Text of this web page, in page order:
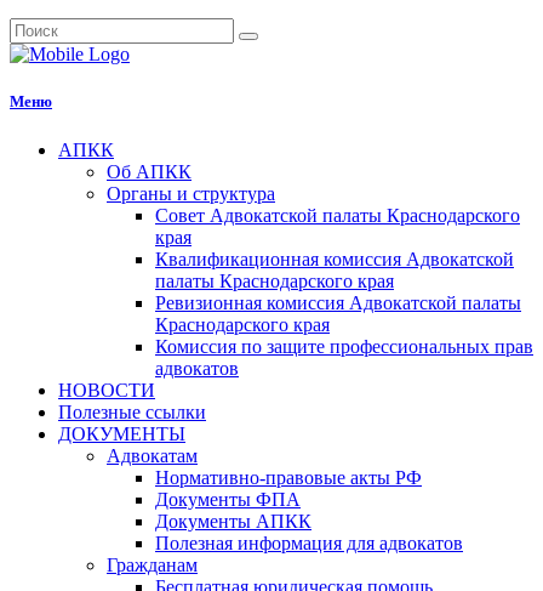
Меню
АПКК
Об АПКК
Органы и структура
Совет Адвокатской палаты Краснодарского
края
Квалификационная комиссия Адвокатской
палаты Краснодарского края
Ревизионная комиссия Адвокатской палаты
Краснодарского края
Комиссия по защите профессиональных прав
адвокатов
НОВОСТИ
Полезные ссылки
ДОКУМЕНТЫ
Адвокатам
Нормативно-правовые акты РФ
Документы ФПА
Документы АПКК
Полезная информация для адвокатов
Гражданам
Бесплатная юридическая помощь